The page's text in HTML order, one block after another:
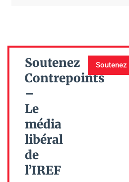
Soutenez
Contrepoints
–
Le
média
libéral
de
l’IREF